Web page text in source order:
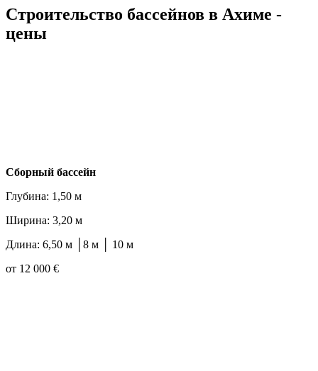
Строительство бассейнов в Ахиме -
цены
Cборный бассейн
Глубина: 1,50 м
Ширина: 3,20 м
Длина: 6,50 м │8 м │ 10 м
от 12 000 €